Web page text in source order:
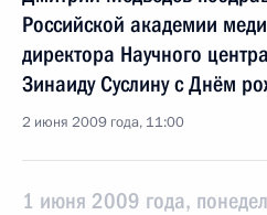
Российской академии
директора Научного
Зинаиду Суслину с Днём
2 июня 2009 года, 11:00
1 июня 2009 года,